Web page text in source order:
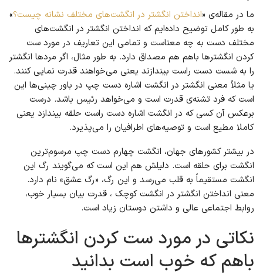
ما در مقاله‌ی «انداختن انگشتر در انگشت‌های مختلف نشانه چیست؟»
به طور کامل توضیح داده‌ایم که انداختن انگشتر در انگشت‌های
مختلف دست به چه معناست و تمامی این تعاریف در مورد ست
کردن انگشترها باهم هم مصداق دارد. به طور مثال، اگر مردها انگشتر
را به شست دست راست بیندازند یعنی می‌خواهند قدرت نمایی کنند.
یا مثلاً معنی انگشتر در انگشت اشاره دست چپ در باور چینی‌ها این
است که فرد تشنه‌ی قدرت است و می‌خواهد رئیس باشد. درست
برعکس آن کسی که در انگشت اشاره دست راست حلقه بیندازد یعنی
کاملا مطیع است و توصیه‌های اطرافیان را می‌پذیرد.
در بیشتر کشورهای جهان، انگشت چهارم دست چپ مرسوم‌ترین
انگشت برای حلقه است. دلیلش هم این است که می‌گویند رگ این
انگشت مستقیماً به قلب می‌رسد و این رگ، «رگ عشق» نام دارد.
معنی انداختن انگشتر در انگشت کوچک ، قدرت بیان بسیار خوب،
روابط اجتماعی عالی و داشتن دوستان زیاد است.
نکاتی در مورد ست کردن انگشترها
باهم که خوب است بدانید